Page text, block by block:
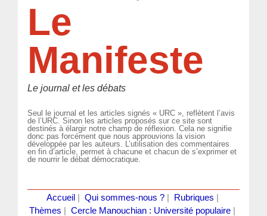
Le
Manifeste
Le journal et les débats
Seul le journal et les articles signés « URC », reflètent l’avis
de l’URC. Sinon les articles proposés sur ce site sont
destinés à élargir notre champ de réflexion. Cela ne signifie
donc pas forcément que nous approuvions la vision
développée par les auteurs. L’utilisation des commentaires
en fin d’article, permet à chacune et chacun de s’exprimer et
de nourrir le débat démocratique.
Accueil Qui sommes-nous ?| Rubriques
Thèmes
Cercle Manouchian : Université populaire